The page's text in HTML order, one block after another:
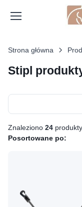
Strona główna
Stipl
Znaleziono 24 produkty
Posortowane po: